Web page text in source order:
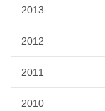
2013
2012
2011
2010